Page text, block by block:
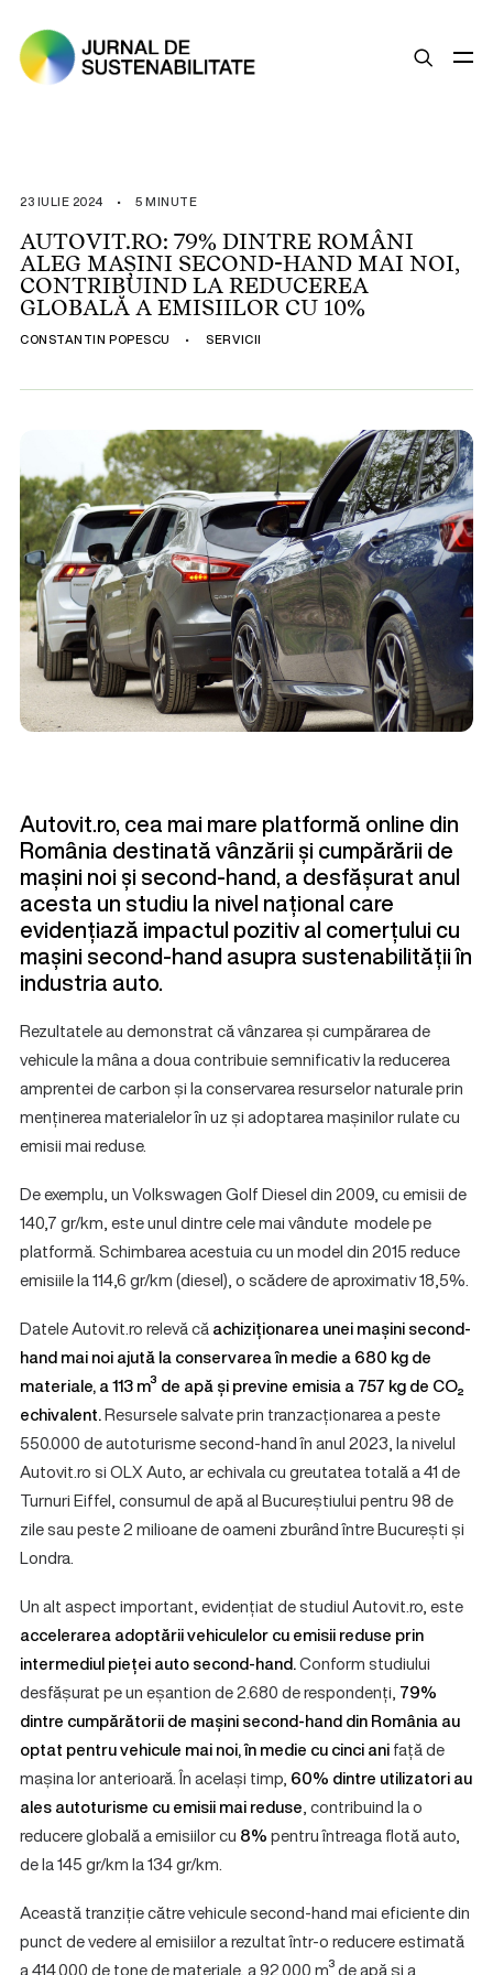
ȘTIRI
OPINII
ESG
LEGISLAȚIE
BUNE PRACTICI
23 IULIE 2024 • 5 MINUTE
AUTOVIT.RO: 79% DINTRE ROMÂNI
ALEG MAȘINI SECOND-HAND MAI NOI,
CONTRIBUIND LA REDUCEREA
GLOBALĂ A EMISIILOR CU 10%
CONSTANTIN POPESCU • SERVICII
Autovit.ro, cea mai mare platformă online din
România destinată vânzării și cumpărării de
mașini noi și second-hand, a desfășurat anul
acesta un studiu la nivel național care
evidențiază impactul pozitiv al comerțului cu
mașini second-hand asupra sustenabilității în
industria auto.
Rezultatele au demonstrat că vânzarea și cumpărarea de
vehicule la mâna a doua contribuie semnificativ la reducerea
amprentei de carbon și la conservarea resurselor naturale prin
menținerea materialelor în uz și adoptarea mașinilor rulate cu
emisii mai reduse.
De exemplu, un Volkswagen Golf Diesel din 2009, cu emisii de
140,7 gr/km, este unul dintre cele mai vândute modele pe
platformă. Schimbarea acestuia cu un model din 2015 reduce
emisiile la 114,6 gr/km (diesel), o scădere de aproximativ 18,5%.
Datele Autovit.ro relevă căachiziționarea unei mașini second-
hand mai noi ajută la conservarea în medie a 680 kg de
materiale, a 113 m³ de apă și previne emisia a 757 kg de CO₂
echivalent.Resursele salvate prin tranzacționarea a peste
550.000 de autoturisme second-hand în anul 2023, la nivelul
Autovit.ro si OLX Auto, ar echivala cu greutatea totală a 41 de
Turnuri Eiffel, consumul de apă al Bucureștiului pentru 98 de
zile sau peste 2 milioane de oameni zburând între București și
Londra.
Un alt aspect important, evidențiat de studiul Autovit.ro, este
accelerarea adoptării vehiculelor cu emisii reduse prin
intermediul pieței auto second-hand.Conform studiului
desfășurat pe un eșantion de 2.680 de respondenți, 79%
dintre cumpărătorii de mașini second-hand din România au
optat pentru vehicule mai noi, în medie cu cinci anifață de
mașina lor anterioară. În același timp, 60% dintre utilizatori au
ales autoturisme cu emisii mai reduse, contribuind la o
reducere globală a emisiilor cu 8%pentru întreaga flotă auto,
de la 145 gr/km la 134 gr/km.
Această tranziție către vehicule second-hand mai eficiente din
punct de vedere al emisiilor a rezultat într-o reducere estimată
a 414.000 de tone de materiale, a 92.000 m³ de apă și a